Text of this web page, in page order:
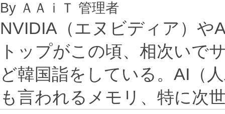
By ＡＡｉＴ 管理者
NVIDIA（エヌビディア）や
トップがこの頃、相次いで
ど韓国詣をしている。AI（
も言われるメモリ、特に次